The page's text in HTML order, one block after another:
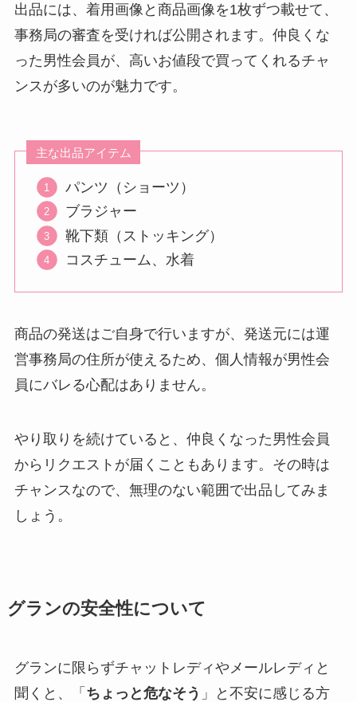
出品には、着用画像と商品画像を1枚ずつ載せて、
事務局の審査を受ければ公開されます。仲良くな
った男性会員が、高いお値段で買ってくれるチャ
ンスが多いのが魅力です。
主な出品アイテム
パンツ（ショーツ）
ブラジャー
靴下類（ストッキング）
コスチューム、水着
商品の発送はご自身で行いますが、発送元には運
営事務局の住所が使えるため、個人情報が男性会
員にバレる心配はありません。
やり取りを続けていると、仲良くなった男性会員
からリクエストが届くこともあります。その時は
チャンスなので、無理のない範囲で出品してみま
しょう。
グランの安全性について
グランに限らずチャットレディやメールレディと
聞くと、「 ちょっと危なそう 」と不安に感じる方